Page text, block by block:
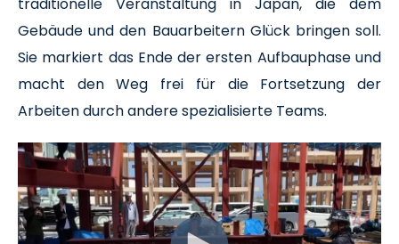
traditionelle Veranstaltung in Japan, die dem
Gebäude und den Bauarbeitern Glück bringen soll.
Sie markiert das Ende der ersten Aufbauphase und
macht den Weg frei für die Fortsetzung der
Arbeiten durch andere spezialisierte Teams.